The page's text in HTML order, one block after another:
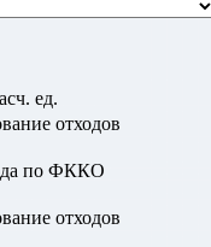
ед.
отходов
по ФККО
отходов